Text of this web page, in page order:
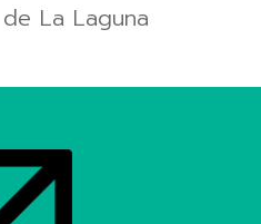
La Laguna